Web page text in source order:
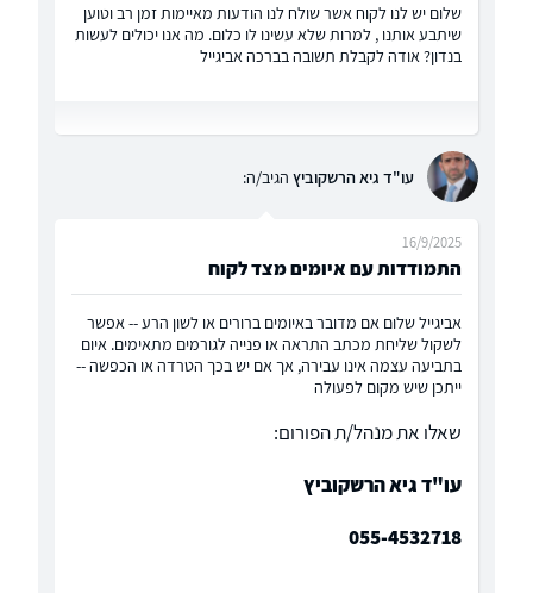
שלום יש לנו לקוח אשר שולח לנו הודעות מאיימות זמן רב וטוען
שיתבע אותנו , למרות שלא עשינו לו כלום. מה אנו יכולים לעשות
בנדון? אודה לקבלת תשובה בברכה אביגייל
עו"ד גיא הרשקוביץ הגיב/ה:
התמודדות עם איומים מצד לקוח
16/9/2025
אביגייל שלום אם מדובר באיומים ברורים או לשון הרע -- אפשר
לשקול שליחת מכתב התראה או פנייה לגורמים מתאימים. איום
בתביעה עצמה אינו עבירה, אך אם יש בכך הטרדה או הכפשה --
ייתכן שיש מקום לפעולה
שאלו את מנהל/ת הפורום:
עו"ד גיא הרשקוביץ
055-4532718